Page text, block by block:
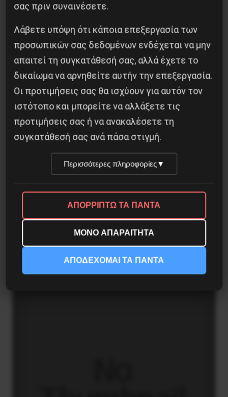
Besa, το νέο πολιτικό μανιφέστο του Ράμα
5 Αυγούστου 2026
Η Φινλανδία στο ρυθμό του πολέμου
3 Αυγούστου 2026
σας πριν συναινέσετε.
Λάβετε υπόψη ότι κάποια επεξεργασία των
προσωπικών σας δεδομένων ενδέχεται να μην
απαιτεί τη συγκατάθεσή σας, αλλά έχετε το
δικαίωμα να αρνηθείτε αυτήν την επεξεργασία.
Οι προτιμήσεις σας θα ισχύουν για αυτόν τον
ιστότοπο και μπορείτε να αλλάξετε τις
προτιμήσεις σας ή να ανακαλέσετε τη
συγκατάθεσή σας ανά πάσα στιγμή.
Περισσότερες πληροφορίες▼
ΑΠΟΡΡΙΠΤΩ ΤΑ ΠΑΝΤΑ
ΜΟΝΟ ΑΠΑΡΑΙΤΗΤΑ
ΑΠΟΔΕΧΟΜΑΙ ΤΑ ΠΑΝΤΑ